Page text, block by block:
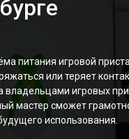
питания игровой
или теряет
владельцами игровых
мастер сможет
использования.